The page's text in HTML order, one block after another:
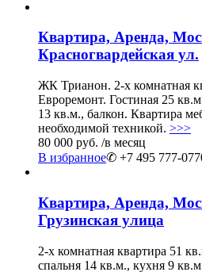
Квартира, Аренда,
Красногвардейская ул.
ЖК Трианон. 2-х комнатная
Евроремонт. Гостиная 25
13 кв.м., балкон. Квартира
необходимой техникой. >>>
80 000 руб. /в месяц
В избранное✆ +7 495 777-
Квартира, Аренда,
Грузинская улица
2-х комнатная квартира 51
спальня 14 кв.м., кухня 9